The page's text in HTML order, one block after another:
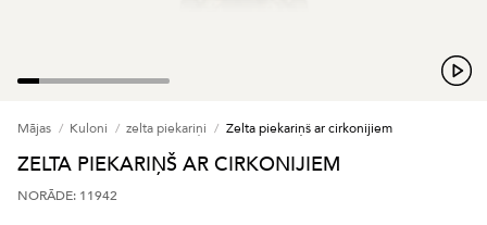
Mājas Kuloni zelta piekariņi Zelta piekariņš ar cirkonijiem
ZELTA PIEKARIŅŠ AR CIRKONIJIEM
NORĀDE: 11942